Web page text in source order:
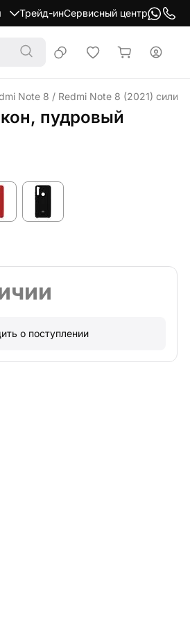
Трейд-инСервисный центр
Note 8 / Redmi Note 8 (2021)
пудровый
о поступлении